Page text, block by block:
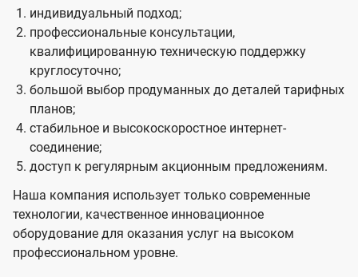
индивидуальный подход;
профессиональные консультации,
квалифицированную техническую поддержку
круглосуточно;
большой выбор продуманных до деталей тарифных
планов;
стабильное и высокоскоростное интернет-
соединение;
доступ к регулярным акционным предложениям.
Наша компания использует только современные
технологии, качественное инновационное
оборудование для оказания услуг на высоком
профессиональном уровне.